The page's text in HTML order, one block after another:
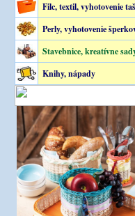
Filc, textil, vyhotovenie
Perly, vyhotovenie
Stavebnice, kreatívne
Knihy, nápady